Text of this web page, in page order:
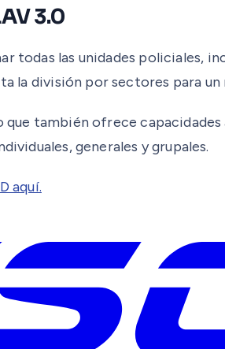
3.0
todas las unidades policiales,
la división por sectores para
también ofrece
generales y grupales.
aquí.